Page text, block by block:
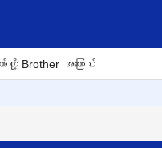
ာ်တို့ Brother အကြောင်း